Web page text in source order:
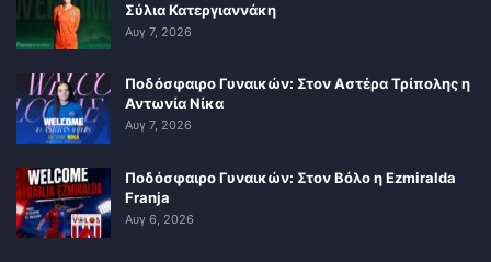
Σύλια Κατεργιαννάκη
Αυγ 7, 2026
Ποδόσφαιρο Γυναικών: Στον Αστέρα Τρίπολης η
Αντωνία Νίκα
Αυγ 7, 2026
Ποδόσφαιρο Γυναικών: Στον Βόλο η Ezmiralda
Franja
Αυγ 6, 2026